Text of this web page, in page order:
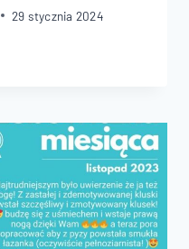
29 stycznia 2024